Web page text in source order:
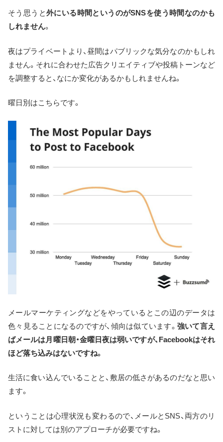
そう思うと外にいる時間というのがSNSを使う時間なのかも
しれません。
夜はプライベートより、昼間はパブリックな気分なのかもしれ
ません。それに合わせた広告クリエイティブや投稿トーンなど
を調整すると、なにか変化があるかもしれませんね。
曜日別はこちらです。
メールマーケティングなどをやっているとこの辺のデータは
色々見ることになるのですが、傾向は似ています。 強いて言え
ばメールは月曜日朝・金曜日夜は弱いですが、Facebookはそれ
ほど落ち込みはないですね。
生活に食い込んでいることと、敷居の低さがあるのだなと思い
ます。
ということは心理状況も変わるので、メールとSNS、両方のリ
ストに対しては別のアプローチが必要ですね。